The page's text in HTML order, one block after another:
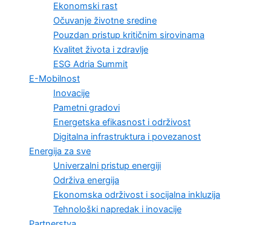
Ekonomski rast
Očuvanje životne sredine
Pouzdan pristup kritičnim sirovinama
Kvalitet života i zdravlje
ESG Adria Summit
E-Mobilnost
Inovacije
Pametni gradovi
Energetska efikasnost i održivost
Digitalna infrastruktura i povezanost
Energija za sve
Univerzalni pristup energiji
Održiva energija
Ekonomska održivost i socijalna inkluzija
Tehnološki napredak i inovacije